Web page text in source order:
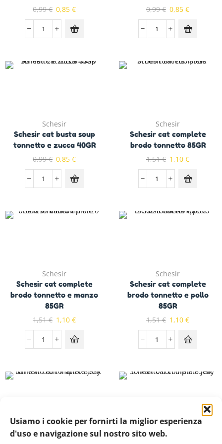
Usiamo i cookie per fornirti la miglior esperienza
d'uso e navigazione sul nostro sito web.
0,99€ 0,85 € 0,99€ 0,85 €
Schesir
Schesir cat busta soup
tonnetto e zucca 40GR
0,99€ 0,85 €
Schesir
Schesir cat complete
brodo tonnetto 85GR
1,51€ 1,10 €
Schesir
Schesir cat complete
brodo tonnetto e manzo
85GR
1,51€ 1,10 €
Schesir
Schesir cat complete
brodo tonnetto e pollo
85GR
1,51€ 1,10 €
Schesir Schesir